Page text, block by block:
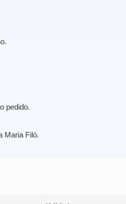
pedido.
Maria Filó.